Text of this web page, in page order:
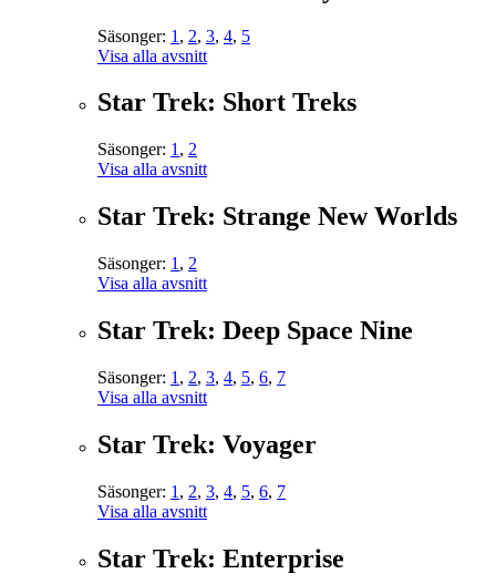
Säsonger: 1 , 2, 3, 4, 5
Visa alla avsnitt
Star Trek: Short Treks
Säsonger: 1 , 2
Visa alla avsnitt
Star Trek: Strange New Worlds
Säsonger: 1 , 2
Visa alla avsnitt
Star Trek: Deep Space Nine
Säsonger: 1 , 2, 3, 4, 5, 6, 7
Visa alla avsnitt
Star Trek: Voyager
Säsonger: 1 , 2, 3, 4, 5, 6, 7
Visa alla avsnitt
Star Trek: Enterprise